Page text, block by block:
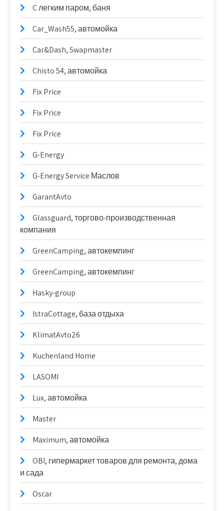
C легким паром, баня
Car_Wash55, автомойка
Car&Dash, Swapmaster
Chisto 54, автомойка
Fix Price
Fix Price
Fix Price
G-Energy
G-Energy Service Маслов
GarantAvto
Glassguard, торгово-производственная
компания
GreenCamping, автокемпинг
GreenCamping, автокемпинг
Hasky-group
IstraCottage, база отдыха
KlimatAvto26
Kuchenland Home
LASOMI
Lux, автомойка
Master
Maximum, автомойка
OBI, гипермаркет товаров для ремонта, дома
и сада
Oscar